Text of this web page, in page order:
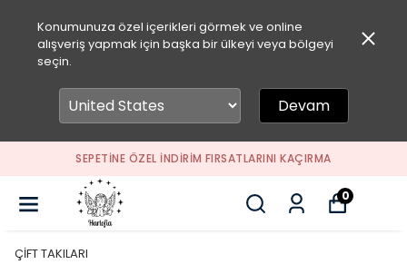
Konumunuza özel içerikleri görmek ve online
alışveriş yapmak için başka bir ülkeyi veya bölgeyi
seçin.
Devam
SEPETİNE ÖZEL İNDİRİM FIRSATLARINI KAÇIRMA
0
ÇİFT TAKILARI